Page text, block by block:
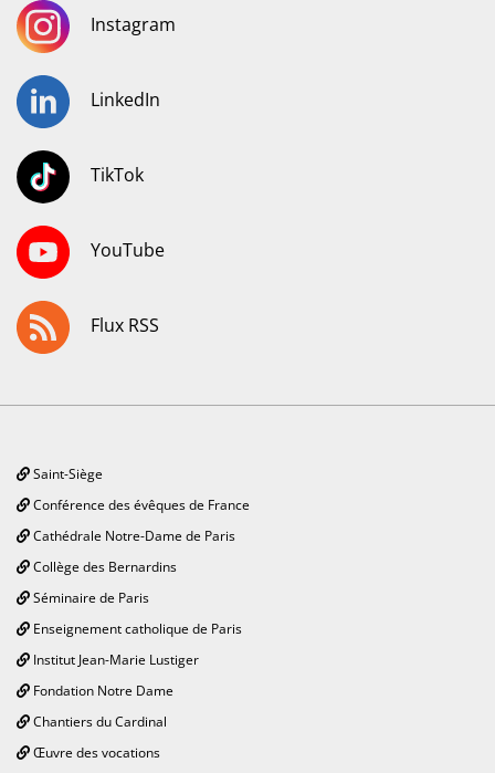
Instagram
LinkedIn
TikTok
YouTube
Flux RSS
Saint-Siège
Conférence des évêques de France
Cathédrale Notre-Dame de Paris
Collège des Bernardins
Séminaire de Paris
Enseignement catholique de Paris
Institut Jean-Marie Lustiger
Fondation Notre Dame
Chantiers du Cardinal
Œuvre des vocations